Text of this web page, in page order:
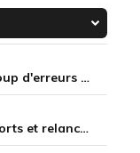
BrokenBlade : « Nous avons fait beaucoup d'erreurs bêtes, mais une victoire reste une victoire et c'est une chose dont on peut se réjouir »
Gen.G s'impose face à Hanwha Life Esports et relance sa dynamique en LCK